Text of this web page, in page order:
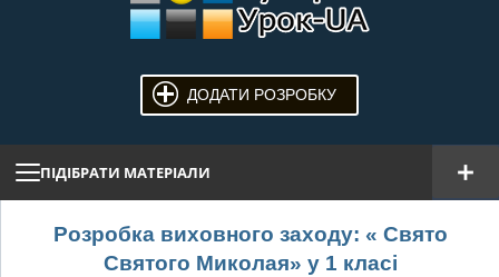
ДОДАТИ РОЗРОБКУ
ПІДІБРАТИ МАТЕРІАЛИ
Розробка виховного заходу: « Свято
Святого Миколая» у 1 класі